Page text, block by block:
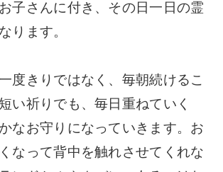
子さんに付き、その日一日の霊
ります。
度きりではなく、毎朝続けるこ
い祈りでも、毎日重ねていく
なお守りになっていきます。お
なって背中を触れさせてくれな